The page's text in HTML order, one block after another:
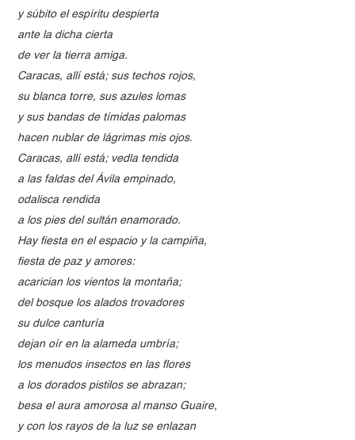
y súbito el espíritu despierta
ante la dicha cierta
de ver la tierra amiga.
Caracas, allí está; sus techos rojos,
su blanca torre, sus azules lomas
y sus bandas de tímidas palomas
hacen nublar de lágrimas mis ojos.
Caracas, allí está; vedla tendida
a las faldas del Ávila empinado,
odalisca rendida
a los pies del sultán enamorado.
Hay fiesta en el espacio y la campiña,
fiesta de paz y amores:
acarician los vientos la montaña;
del bosque los alados trovadores
su dulce canturía
dejan oír en la alameda umbría;
los menudos insectos en las flores
a los dorados pistilos se abrazan;
besa el aura amorosa al manso Guaire,
y con los rayos de la luz se enlazan